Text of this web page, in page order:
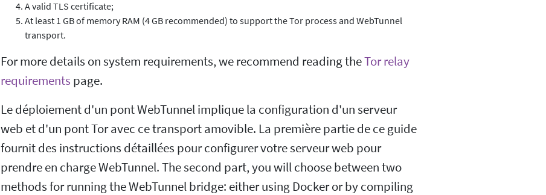
A valid TLS certificate;
At least 1 GB of memory RAM (4 GB recommended) to support the Tor process and WebTunnel
transport.
For more details on system requirements, we recommend reading theTor relay
requirements page.
Le déploiement d'un pont WebTunnel implique la configuration d'un serveur
web et d'un pont Tor avec ce transport amovible. La première partie de ce guide
fournit des instructions détaillées pour configurer votre serveur web pour
prendre en charge WebTunnel. The second part, you will choose between two
methods for running the WebTunnel bridge: either using Docker or by compiling